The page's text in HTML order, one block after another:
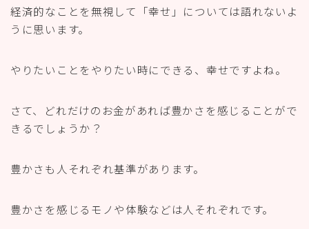
経済的なことを無視して「幸せ」については語れないよ
うに思います。
やりたいことをやりたい時にできる、幸せですよね。
さて、どれだけのお金があれば豊かさを感じることがで
きるでしょうか？
豊かさも人それぞれ基準があります。
豊かさを感じるモノや体験などは人それぞれです。